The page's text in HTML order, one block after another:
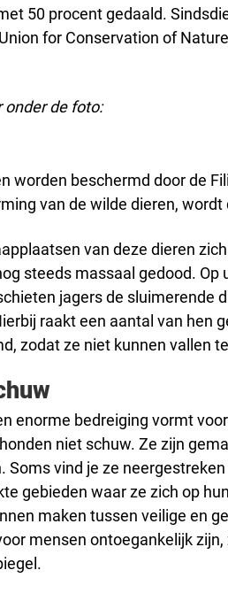
50 procent gedaald.
for Conservation of
onder de foto:
worden beschermd door de
van de wilde dieren,
van deze dieren
steeds massaal gedood. Op
jagers de sluimerende
raakt een aantal van hen
zodat ze niet kunnen vallen
enorme bedreiging vormt
niet schuw. Ze zijn
Soms vind je ze
gebieden waar ze zich op
maken tussen veilige en
mensen ontoegankelijk